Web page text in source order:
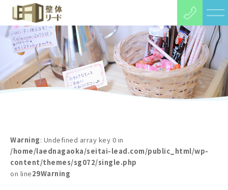
Warning: Undefined array key 0 in
/home/laednagaoka/seitai-lead.com/public_html/wp-
content/themes/sg072/single.php
on line29Warning